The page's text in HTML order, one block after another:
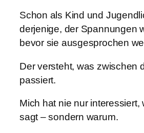
Schon als Kind und
derjenige, der Spannungen
bevor sie ausgesprochen
Der versteht, was zwischen
passiert.
Mich hat nie nur interessiert,
sagt – sondern warum.